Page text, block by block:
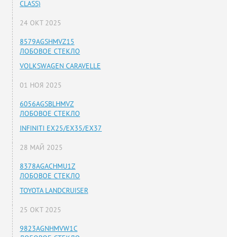
CLASS)
24 ОКТ 2025
8579AGSHMVZ15
ЛОБОВОЕ СТЕКЛО
VOLKSWAGEN CARAVELLE
01 НОЯ 2025
6056AGSBLHMVZ
ЛОБОВОЕ СТЕКЛО
INFINITI EX25/EX35/EX37
28 МАЙ 2025
8378AGACHMU1Z
ЛОБОВОЕ СТЕКЛО
TOYOTA LANDCRUISER
25 ОКТ 2025
9823AGNHMVW1C